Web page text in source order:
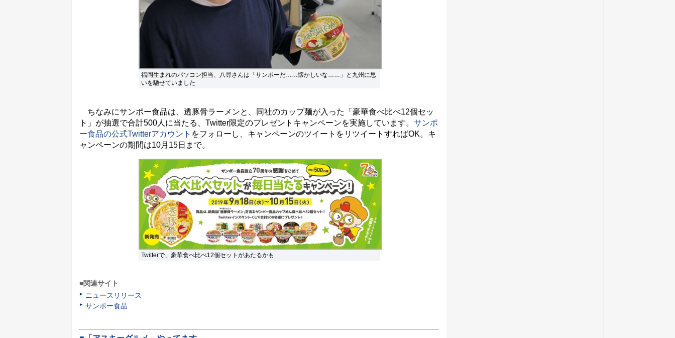
福岡生まれのパソコン担当、八尋さんは「サンポーだ……懐かしいな……」と九州に思
いを馳せていました
ちなみにサンポー食品は、透豚骨ラーメンと、同社のカップ麺が入った「豪華食べ比べ12個セッ
ト」が抽選で合計500人に当たる、Twitter限定のプレゼントキャンペーンを実施しています。 サンポ
ー食品の公式Twitterアカウント をフォローし、キャンペーンのツイートをリツイートすればOK。キ
ャンペーンの期間は10月15日まで。
Twitterで、豪華食べ比べ12個セットがあたるかも
■関連サイト
ニュースリリース
サンポー食品